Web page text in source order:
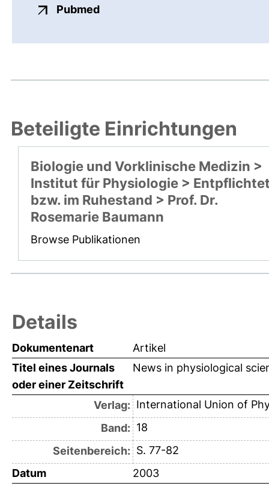
Pubmedexterner Link, öffnet neues
Beteiligte Einrichtungen
Biologie und Vorklinische Medizin >
Institut für Physiologie >
bzw. im Ruhestand > Prof. Dr.
Rosemarie Baumann
Browse Publikationen
Details
Dokumentenart
Artikel
Titel eines Journals
oder einer Zeitschrift
News in physiological
Verlag: International Union of
Band: 18
Seitenbereich: S. 77-82
Datum
2003